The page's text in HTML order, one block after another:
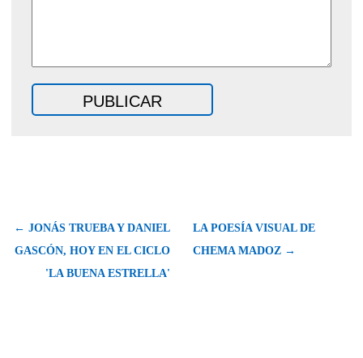
← JONÁS TRUEBA Y DANIEL
GASCÓN, HOY EN EL CICLO
'LA BUENA ESTRELLA'
LA POESÍA VISUAL DE
CHEMA MADOZ →